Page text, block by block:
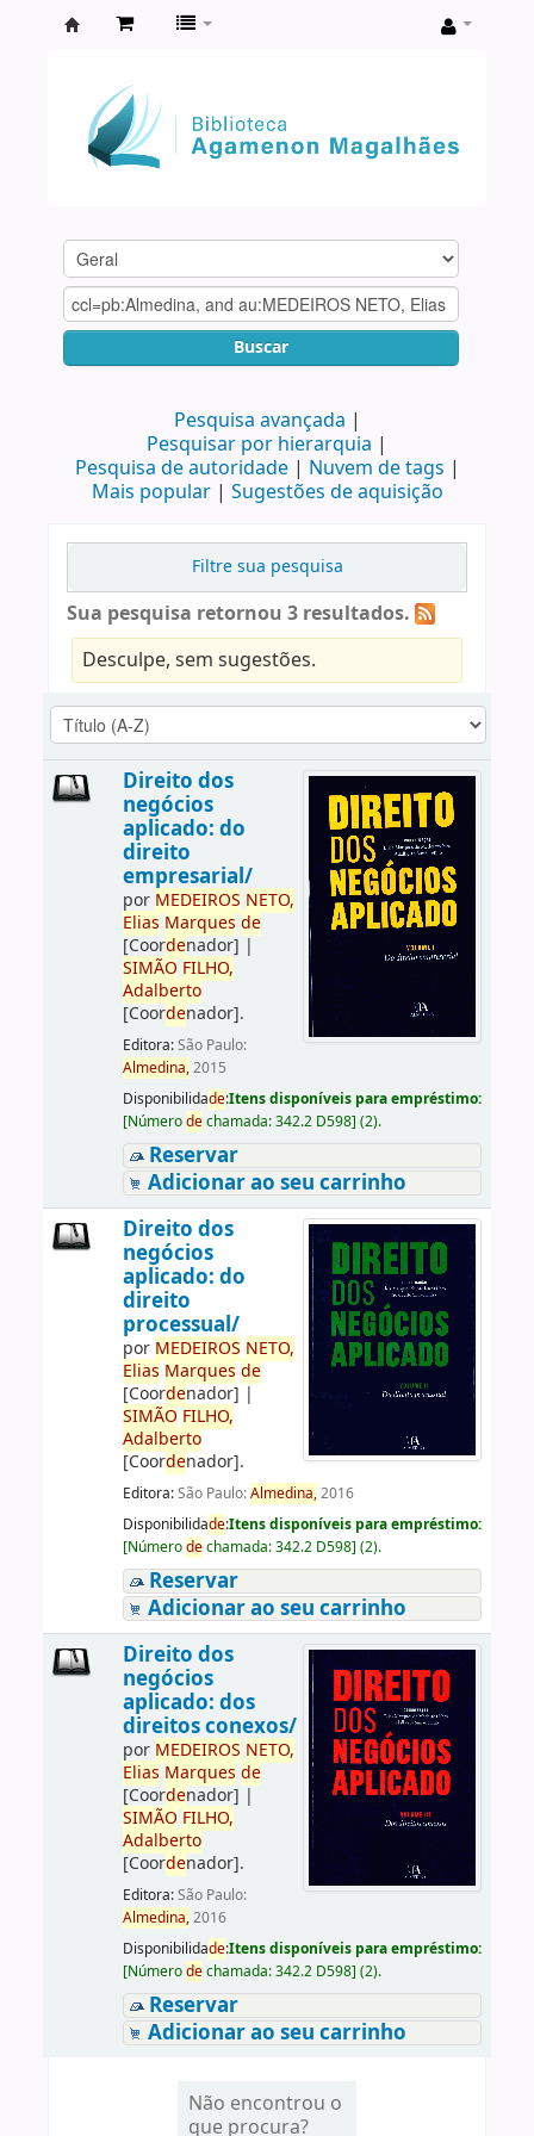
Agamenon
Magalhães
Buscar
Pesquisa avançada
Pesquisar por hierarquia
Pesquisa de autoridade
Nuvem de tags
Mais popular
Sugestões de aquisição
Filtre sua pesquisa
Sua pesquisa retornou 3 resultados.
Desculpe, sem sugestões.
Direito dos
negócios
aplicado: do
direito
empresarial/
por MEDEIROS NETO,
Elias Marques de
[Coordenador] |
SIMÃO FILHO,
Adalberto
[Coordenador].
Editora:São Paulo:
Almedina,2015
Disponibilidade:Itens disponíveis para empréstimo:
[Númerodechamada:342.2 D598] (2).
Reservar
Adicionar ao seu carrinho
Direito dos
negócios
aplicado: do
direito
processual/
por MEDEIROS NETO,
Elias Marques de
[Coordenador] |
SIMÃO FILHO,
Adalberto
[Coordenador].
Editora:São Paulo:Almedina,2016
Disponibilidade:Itens disponíveis para empréstimo:
[Númerodechamada:342.2 D598] (2).
Reservar
Adicionar ao seu carrinho
Direito dos
negócios
aplicado: dos
direitos conexos/
por MEDEIROS NETO,
Elias Marques de
[Coordenador] |
SIMÃO FILHO,
Adalberto
[Coordenador].
Editora:São Paulo:
Almedina,2016
Disponibilidade:Itens disponíveis para empréstimo:
[Númerodechamada:342.2 D598] (2).
Reservar
Adicionar ao seu carrinho
Não encontrou o
que procura?